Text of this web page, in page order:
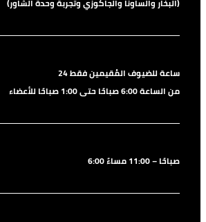
24 ساعة للضيوف المُقيمين فقط
من الساعة 6:00 صباحًا حتى 1:00 صباحًا للأعضاء
6:00 صباحًا – 11:00 مساءً